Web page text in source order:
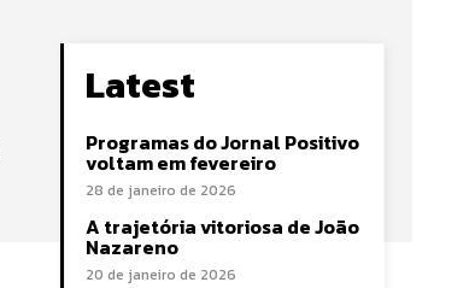
Latest
Programas do Jornal Positivo
voltam em fevereiro
28 de janeiro de 2026
A trajetória vitoriosa de João
Nazareno
20 de janeiro de 2026